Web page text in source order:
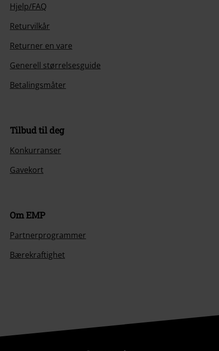
Hjelp/FAQ
Returvilkår
Returner en vare
Generell størrelsesguide
Betalingsmåter
Tilbud til deg
Konkurranser
Gavekort
Om EMP
Partnerprogrammer
Bærekraftighet